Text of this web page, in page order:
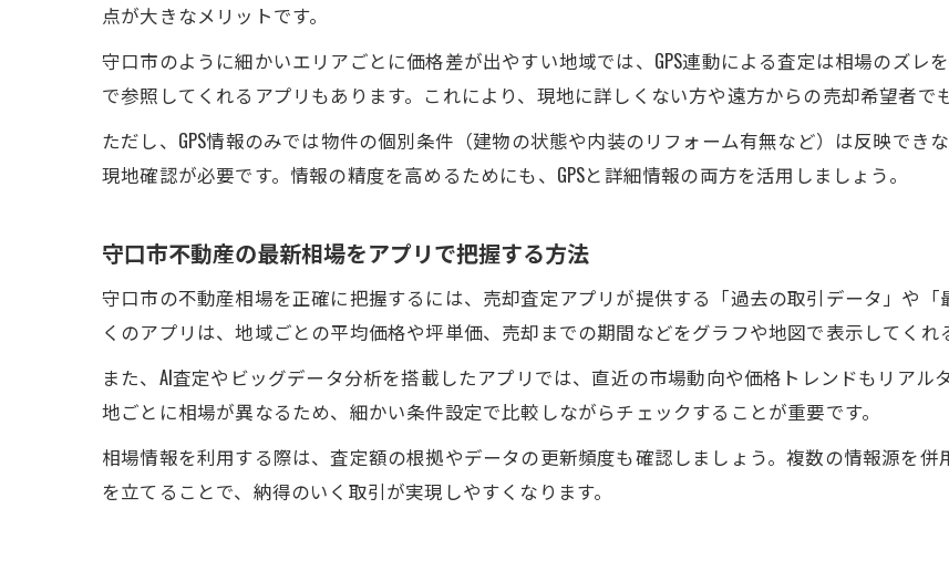
点が大きなメリットです。
守口市のように細かいエリアごとに価格差が出やすい地域では、GPS連動による査定は相場のズレ
で参照してくれるアプリもあります。これにより、現地に詳しくない方や遠方からの売却希望者で
ただし、GPS情報のみでは物件の個別条件（建物の状態や内装のリフォーム有無など）は反映でき
現地確認が必要です。情報の精度を高めるためにも、GPSと詳細情報の両方を活用しましょう。
守口市不動産の最新相場をアプリで把握する方法
守口市の不動産相場を正確に把握するには、売却査定アプリが提供する「過去の取引データ」や
くのアプリは、地域ごとの平均価格や坪単価、売却までの期間などをグラフや地図で表示してくれ
また、AI査定やビッグデータ分析を搭載したアプリでは、直近の市場動向や価格トレンドもリア
地ごとに相場が異なるため、細かい条件設定で比較しながらチェックすることが重要です。
相場情報を利用する際は、査定額の根拠やデータの更新頻度も確認しましょう。複数の情報源を
を立てることで、納得のいく取引が実現しやすくなります。